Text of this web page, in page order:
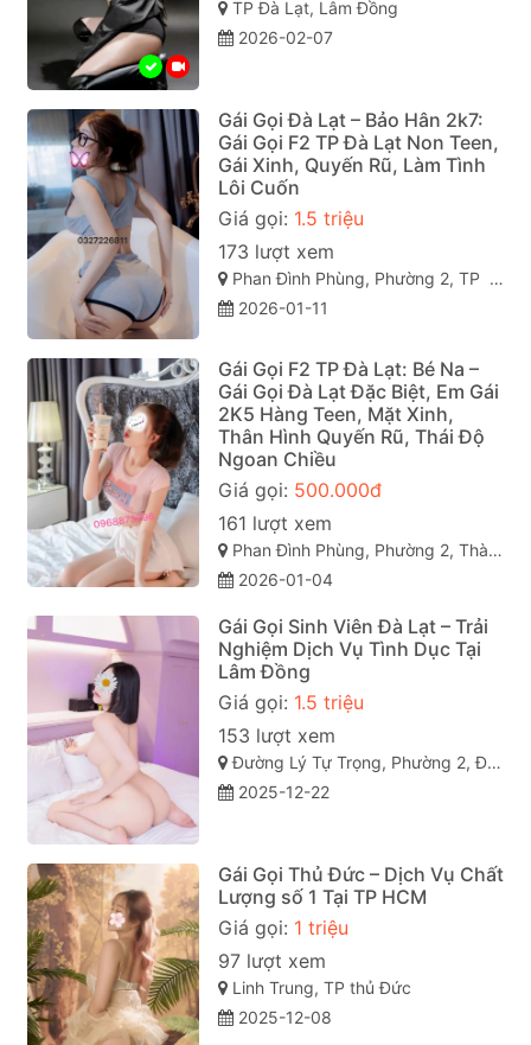
TP Đà Lạt, Lâm Đồng
2026-02-07
Gái Gọi Đà Lạt – Bảo Hân 2k7:
Gái Gọi F2 TP Đà Lạt Non Teen,
Gái Xinh, Quyến Rũ, Làm Tình
Lôi Cuốn
Giá gọi: 1.5 triệu
173 lượt xem
Phan Đình Phùng, Phường 2, TP Đà Lạt (gái gọi đà lạt). Lâm Đồng
2026-01-11
Gái Gọi F2 TP Đà Lạt: Bé Na –
Gái Gọi Đà Lạt Đặc Biệt, Em Gái
2K5 Hàng Teen, Mặt Xinh,
Thân Hình Quyến Rũ, Thái Độ
Ngoan Chiều
Giá gọi: 500.000đ
161 lượt xem
Phan Đình Phùng, Phường 2, Thành phố Đà Lạt, Lâm Đồng
2026-01-04
Gái Gọi Sinh Viên Đà Lạt – Trải
Nghiệm Dịch Vụ Tình Dục Tại
Lâm Đồng
Giá gọi: 1.5 triệu
153 lượt xem
Đường Lý Tự Trọng, Phường 2, Đà Lạt, Lâm Đồng
2025-12-22
Gái Gọi Thủ Đức – Dịch Vụ Chất
Lượng số 1 Tại TP HCM
Giá gọi: 1 triệu
97 lượt xem
Linh Trung, TP thủ Đức
2025-12-08